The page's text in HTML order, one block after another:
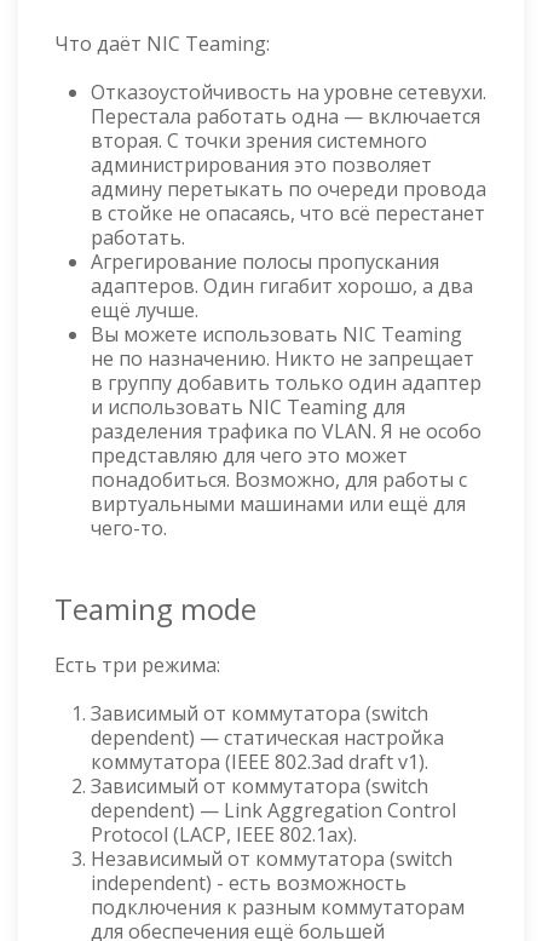
Что даёт NIC Teaming:
Отказоустойчивость на уровне сетевухи.
Перестала работать одна — включается
вторая. С точки зрения системного
администрирования это позволяет
админу перетыкать по очереди провода
в стойке не опасаясь, что всё перестанет
работать.
Агрегирование полосы пропускания
адаптеров. Один гигабит хорошо, а два
ещё лучше.
Вы можете использовать NIC Teaming
не по назначению. Никто не запрещает
в группу добавить только один адаптер
и использовать NIC Teaming для
разделения трафика по VLAN. Я не особо
представляю для чего это может
понадобиться. Возможно, для работы с
виртуальными машинами или ещё для
чего-то.
Teaming mode
Есть три режима:
Зависимый от коммутатора (switch
dependent) — статическая настройка
коммутатора (IEEE 802.3ad draft v1).
Зависимый от коммутатора (switch
dependent) — Link Aggregation Control
Protocol (LACP, IEEE 802.1ax).
Независимый от коммутатора (switch
independent) - есть возможность
подключения к разным коммутаторам
для обеспечения ещё большей